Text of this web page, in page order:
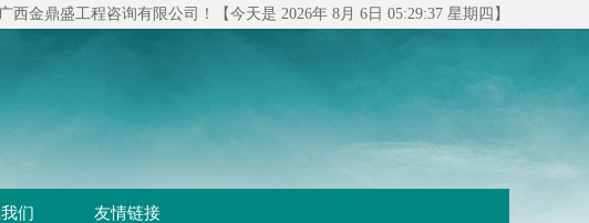
西金鼎盛工程咨询有限公司！【今天是 2026年 8月 6日 05:29:38 星期四】
们 友情链接